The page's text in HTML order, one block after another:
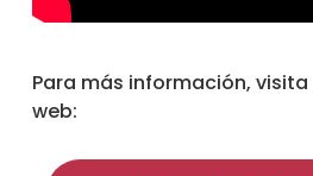
Para más información,
web: